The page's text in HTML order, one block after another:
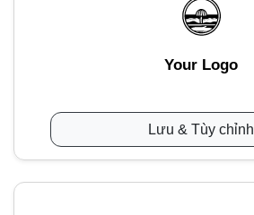
Your Logo
Lưu & Tùy chỉnh